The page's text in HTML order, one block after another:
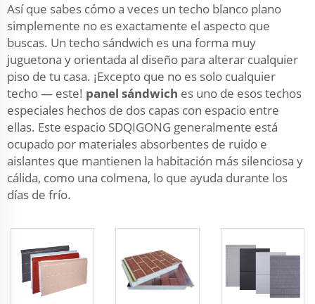
Así que sabes cómo a veces un techo blanco plano
simplemente no es exactamente el aspecto que
buscas. Un techo sándwich es una forma muy
juguetona y orientada al diseño para alterar cualquier
piso de tu casa. ¡Excepto que no es solo cualquier
techo — este! panel sándwich es uno de esos techos
especiales hechos de dos capas con espacio entre
ellas. Este espacio SDQIGONG generalmente está
ocupado por materiales absorbentes de ruido e
aislantes que mantienen la habitación más silenciosa y
cálida, como una colmena, lo que ayuda durante los
días de frío.